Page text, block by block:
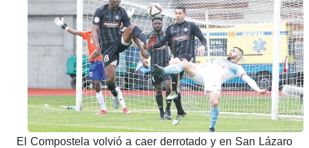
El Compostela volvió a caer derrotado y en San Lázaro